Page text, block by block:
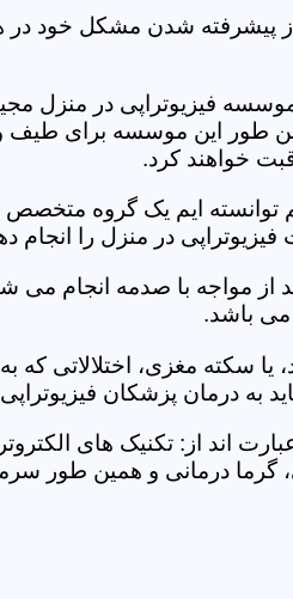
پیشرفته شدن مشکل خود
فیزیوتراپی در منزل مجید
طور این موسسه برای طیف
خواهند کرد.
توانسته ایم یک گروه
در منزل را انجام
مواجه با صدمه انجام می
می باشد.
سکته مغزی، اختلالاتی
به درمان پزشکان فیزیوتراپی
اند از: تکنیک های
درمانی و همین طور سرما